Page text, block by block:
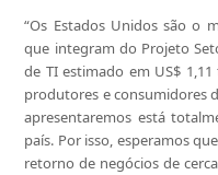
“Os Estados Unidos são o
que integram do Projeto
de TI estimado em US$
produtores e consumidores
apresentaremos está
país. Por isso, esperamos
retorno de negócios de